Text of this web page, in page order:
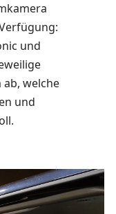
und
welche
und